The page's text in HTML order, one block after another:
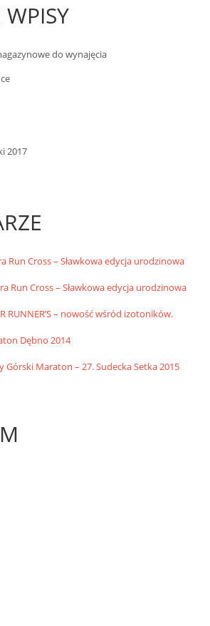
do wynajęcia
2017
Run Cross – Sławkowa edycja urodzinowa
Run Cross – Sławkowa edycja urodzinowa
RUNNER’S – nowość wśród izotoników.
Dębno 2014
Górski Maraton – 27. Sudecka Setka 2015